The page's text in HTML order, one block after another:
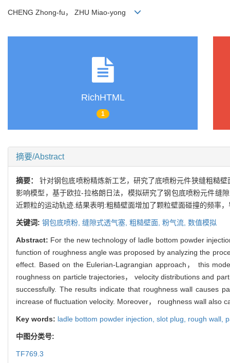
CHENG Zhong-fu， ZHU Miao-yong
RichHTML
1
摘要/Abstract
摘要：针对钢包底喷粉精炼新工艺，研究了底喷粉元件狭缝粗糙
影响模型，基于欧拉-拉格朗日法，模拟研究了钢包底喷粉元件缝
近颗粒的运动轨迹.结果表明:粗糙壁面增加了颗粒壁面碰撞的频率
关键词: 钢包底喷粉, 缝隙式透气塞, 粗糙壁面, 粉气流, 数值模拟
Abstract: For the new technology of ladle bottom powder
function of roughness angle was proposed by analyzing the
effect. Based on the Eulerian-Lagrangian approach， this
roughness on particle trajectories， velocity distributions and
successfully. The results indicate that roughness wall causes
increase of fluctuation velocity. Moreover， roughness wall also
Key words: ladle bottom powder injection, slot plug, rough wall,
中图分类号:
TF769.3